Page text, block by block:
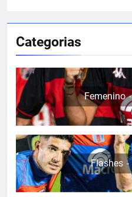
Categorias
Femenino
Flashes